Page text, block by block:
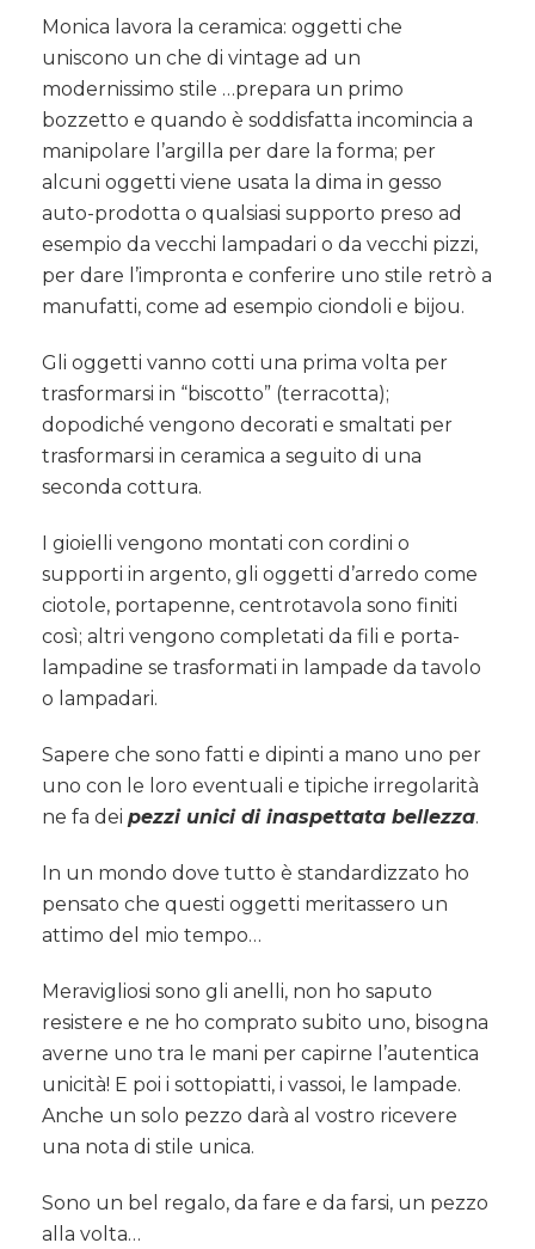
Monica lavora la ceramica: oggetti che
uniscono un che di vintage ad un
modernissimo stile …prepara un primo
bozzetto e quando è soddisfatta incomincia a
manipolare l’argilla per dare la forma; per
alcuni oggetti viene usata la dima in gesso
auto-prodotta o qualsiasi supporto preso ad
esempio da vecchi lampadari o da vecchi pizzi,
per dare l’impronta e conferire uno stile retrò a
manufatti, come ad esempio ciondoli e bijou.
Gli oggetti vanno cotti una prima volta per
trasformarsi in “biscotto” (terracotta);
dopodiché vengono decorati e smaltati per
trasformarsi in ceramica a seguito di una
seconda cottura.
I gioielli vengono montati con cordini o
supporti in argento, gli oggetti d’arredo come
ciotole, portapenne, centrotavola sono finiti
così; altri vengono completati da fili e porta-
lampadine se trasformati in lampade da tavolo
o lampadari.
Sapere che sono fatti e dipinti a mano uno per
uno con le loro eventuali e tipiche irregolarità
ne fa dei pezzi unici di inaspettata bellezza.
In un mondo dove tutto è standardizzato ho
pensato che questi oggetti meritassero un
attimo del mio tempo…
Meravigliosi sono gli anelli, non ho saputo
resistere e ne ho comprato subito uno, bisogna
averne uno tra le mani per capirne l’autentica
unicità! E poi i sottopiatti, i vassoi, le lampade.
Anche un solo pezzo darà al vostro ricevere
una nota di stile unica.
Sono un bel regalo, da fare e da farsi, un pezzo
alla volta…